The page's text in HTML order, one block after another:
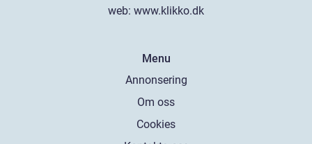
web: www.klikko.dk
Menu
Annonsering
Om oss
Cookies